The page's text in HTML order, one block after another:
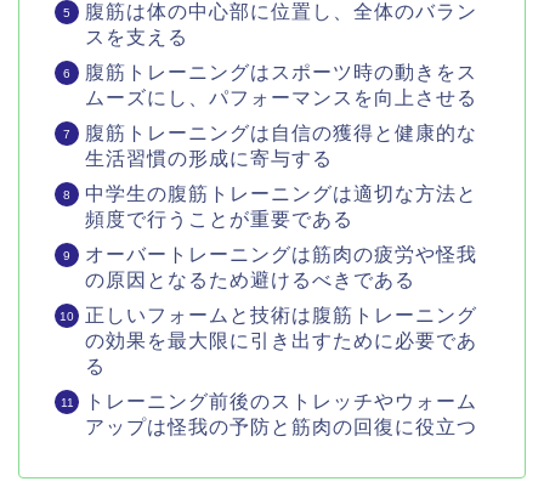
腹筋は体の中心部に位置し、全体のバラン
スを支える
腹筋トレーニングはスポーツ時の動きをス
ムーズにし、パフォーマンスを向上させる
腹筋トレーニングは自信の獲得と健康的な
生活習慣の形成に寄与する
中学生の腹筋トレーニングは適切な方法と
頻度で行うことが重要である
オーバートレーニングは筋肉の疲労や怪我
の原因となるため避けるべきである
正しいフォームと技術は腹筋トレーニング
の効果を最大限に引き出すために必要であ
る
トレーニング前後のストレッチやウォーム
アップは怪我の予防と筋肉の回復に役立つ